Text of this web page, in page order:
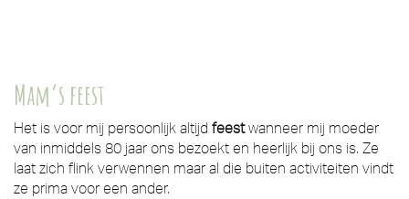
Mam’s feest
Het is voor mij persoonlijk altijd feestwanneer mij moeder
van inmiddels 80 jaar ons bezoekt en heerlijk bij ons is. Ze
laat zich flink verwennen maar al die buiten activiteiten vindt
ze prima voor een ander.